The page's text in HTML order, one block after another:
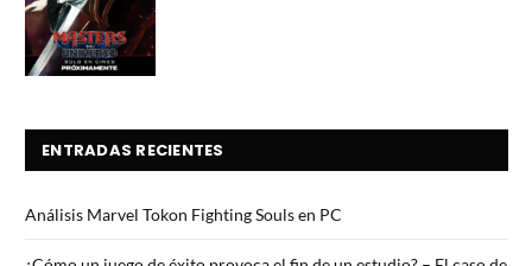
ENTRADAS RECIENTES
Análisis Marvel Tokon Fighting Souls en PC